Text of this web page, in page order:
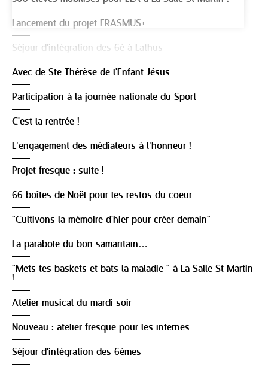
Lancement du projet ERASMUS+
Séjour d'intégration des 6è à Lathus
Avec de Ste Thérèse de l'Enfant Jésus
Participation à la journée nationale du Sport
C'est la rentrée !
L’engagement des médiateurs à l’honneur !
Projet fresque : suite !
66 boîtes de Noël pour les restos du coeur
"Cultivons la mémoire d'hier pour créer demain"
La parabole du bon samaritain…
"Mets tes baskets et bats la maladie " à La Salle St Martin
!
Atelier musical du mardi soir
Nouveau : atelier fresque pour les internes
Séjour d'intégration des 6èmes